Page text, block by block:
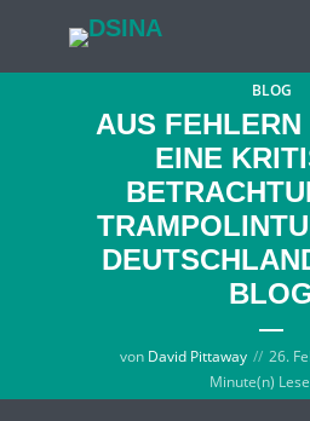
BLOG
AUS
EINE
von David Pittaway 26.
Minute(n)